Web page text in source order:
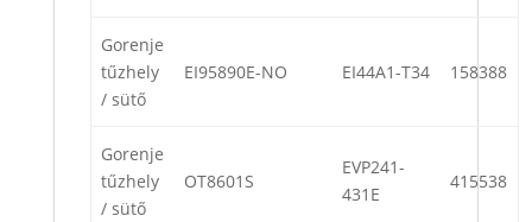
Gorenje
tűzhely
/ sütő
EI95890E-NO EI44A1-T34 158388
Gorenje
tűzhely
/ sütő
OT8601S
EVP241-
431E
415538